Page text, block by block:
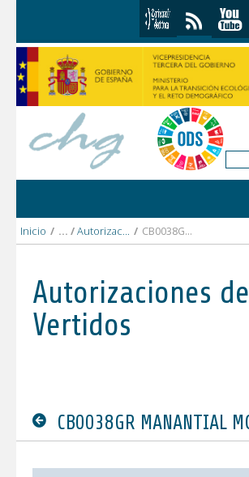
Inicio / Autorizaciones Vertidos / CB0038GR MANANTIAL MONTAÑA NEVADA.pdf
Autorizaciones de
Vertidos